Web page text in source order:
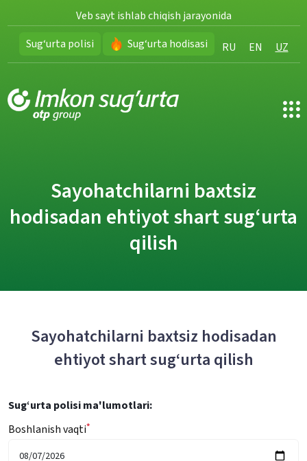
Veb sayt ishlab chiqish jarayonida
Sug‘urta polisi
Sug‘urta hodisasi RU EN UZ
Sayohatchilarni baxtsiz
hodisadan ehtiyot shart sug‘urta
qilish
Sayohatchilarni baxtsiz
hodisadan ehtiyot shart sug‘urta
qilish
Sayohatchilarni baxtsiz
hodisadan ehtiyot shart sug‘urta
qilish
Sayohatchilarni baxtsiz hodisadan
ehtiyot shart sug‘urta qilish
Sug‘urta polisi ma'lumotlari:
Boshlanish vaqti*